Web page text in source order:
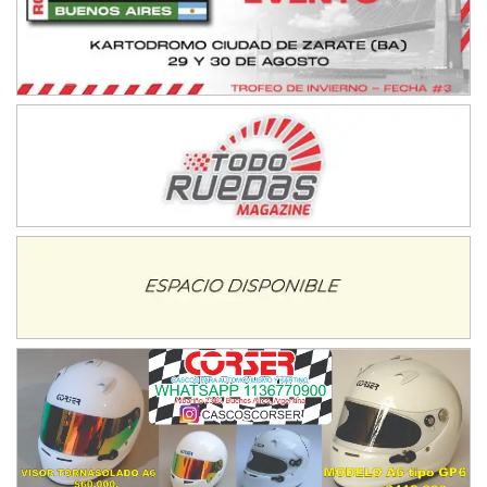
08/09-AGO
IAME SERIES ARGENTINA 6
Baradero (Buenos Aires)
Ciudad de Trenque Lauquen (Asfalto)
Trenque Lauquen (Buenos Aires)
ENTRERRIANO - F6 (POSTERGADA)
Parque de la Velocidad (Asfalto)
Victoria (Entre Ríos)
PATAGONICO - F6
Moto Club Reginense (Tierra)
Gral. E. Godoy (Río Negro)
CSK - F7